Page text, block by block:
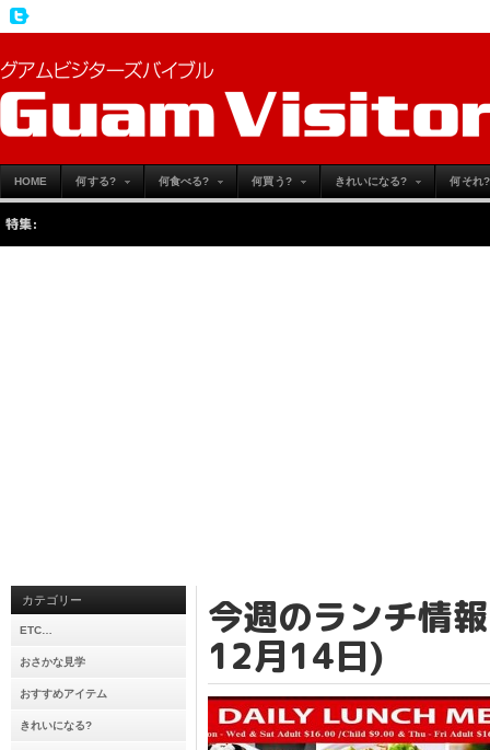
HOME 何する? 何食べる? 何買う? きれいになる? 何それ?
特集:
カテゴリー
ETC…
おさかな見学
おすすめアイテム
きれいになる?
今週のランチ情
12月14日)